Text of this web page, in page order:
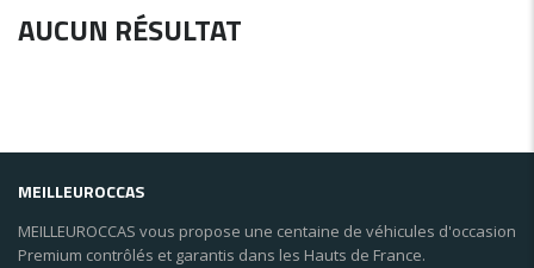
AUCUN RÉSULTAT
MEILLEUROCCAS
MEILLEUROCCAS vous propose une centaine de véhicules d'occasion
Premium contrôlés et garantis dans les Hauts de France.